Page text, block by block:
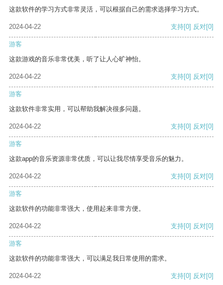
这款软件的学习方式非常灵活，可以根据自己的需求选择学习方式。
2024-04-22 支持[0] 反对[0]
游客
这款游戏的音乐非常优美，听了让人心旷神怡。
2024-04-22 支持[0] 反对[0]
游客
这款软件非常实用，可以帮助我解决很多问题。
2024-04-22 支持[0] 反对[0]
游客
这款app的音乐资源非常优质，可以让我尽情享受音乐的魅力。
2024-04-22 支持[0] 反对[0]
游客
这款软件的功能非常强大，使用起来非常方便。
2024-04-22 支持[0] 反对[0]
游客
这款软件的功能非常强大，可以满足我日常使用的需求。
2024-04-22 支持[0] 反对[0]